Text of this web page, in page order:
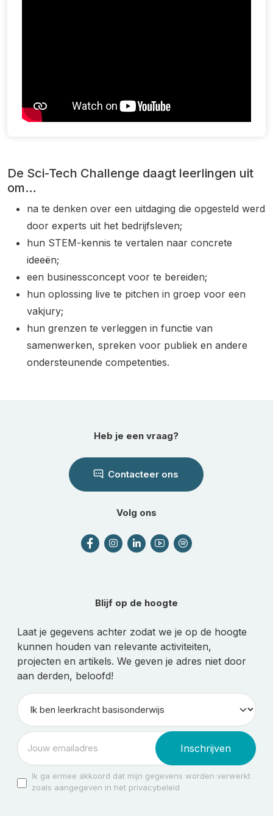
De Sci-Tech Challenge daagt leerlingen uit
om…
na te denken over een uitdaging die opgesteld werd
door experts uit het bedrijfsleven;
hun STEM-kennis te vertalen naar concrete
ideeën;
een businessconcept voor te bereiden;
hun oplossing live te pitchen in groep voor een
vakjury;
hun grenzen te verleggen in functie van
samenwerken, spreken voor publiek en andere
ondersteunende competenties.
Heb je een vraag?
Contacteer ons
Volg ons
Blijf op de hoogte
Laat je gegevens achter zodat we je op de hoogte
kunnen houden van relevante activiteiten,
projecten en artikels. We geven je adres niet door
aan derden, beloofd!
Inschrijven
Ik ga ermee akkoord dat mijn gegevens worden verwerkt
zoals aangegeven in het privacybeleid